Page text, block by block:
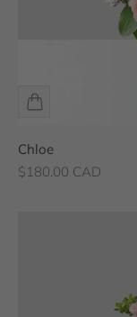
Chloe
Prix de vente
$180.00 CAD